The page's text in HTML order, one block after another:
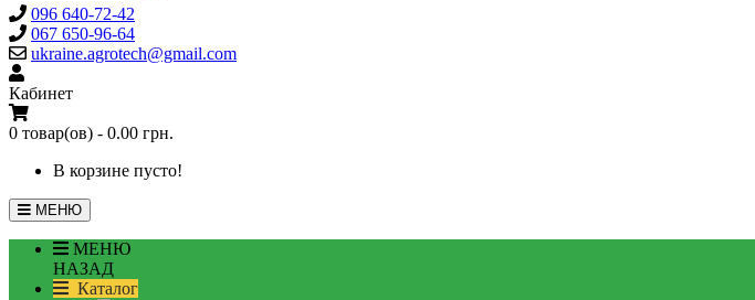
096 640-72-42
067 650-96-64
ukraine.agrotech@gmail.com
Кабинет
0 товар(ов) - 0.00 грн.
В корзине пусто!
МЕНЮ
МЕНЮ
НАЗАД
Каталог